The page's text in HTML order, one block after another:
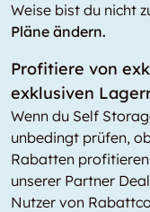
Weise bist du nicht
Pläne ändern.
Profitiere von
exklusiven
Wenn du Self
unbedingt prüfen,
Rabatten
unserer Partner
Nutzer von